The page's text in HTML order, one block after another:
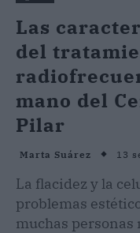
Las
del
mano del
Pilar
Marta Suárez 13
La flacidez y la
problemas
muchas personas